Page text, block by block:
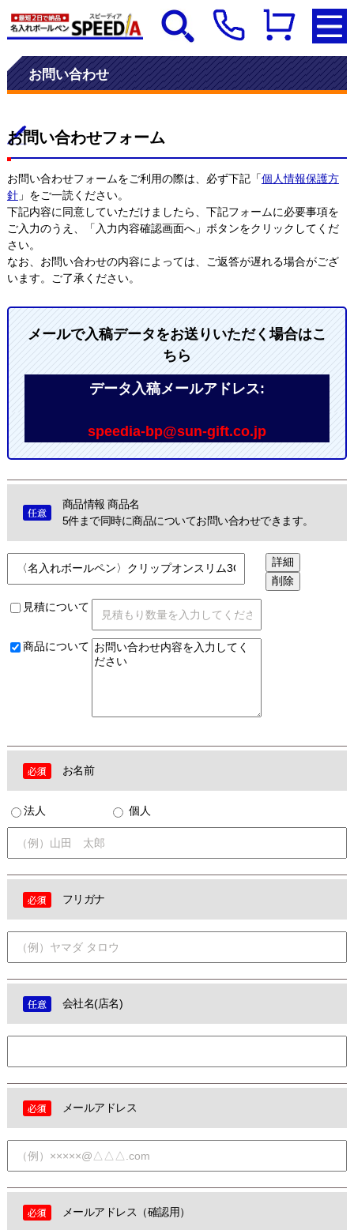
お問い合わせ
お問い合わせフォーム
お問い合わせフォームをご利用の際は、必ず下記「個人情報保護方
針」をご一読ください。
下記内容に同意していただけましたら、下記フォームに必要事項を
ご入力のうえ、「入力内容確認画面へ」ボタンをクリックしてくだ
さい。
なお、お問い合わせの内容によっては、ご返答が遅れる場合がござ
います。ご了承ください。
メールで入稿データをお送りいただく場合はこ
ちら
データ入稿メールアドレス:
speedia-bp@sun-gift.co.jp
商品情報 商品名
5件まで同時に商品についてお問い合わせできます。
見積について
商品について
お名前
法人 個人
フリガナ
会社名(店名)
メールアドレス
メールアドレス（確認用）